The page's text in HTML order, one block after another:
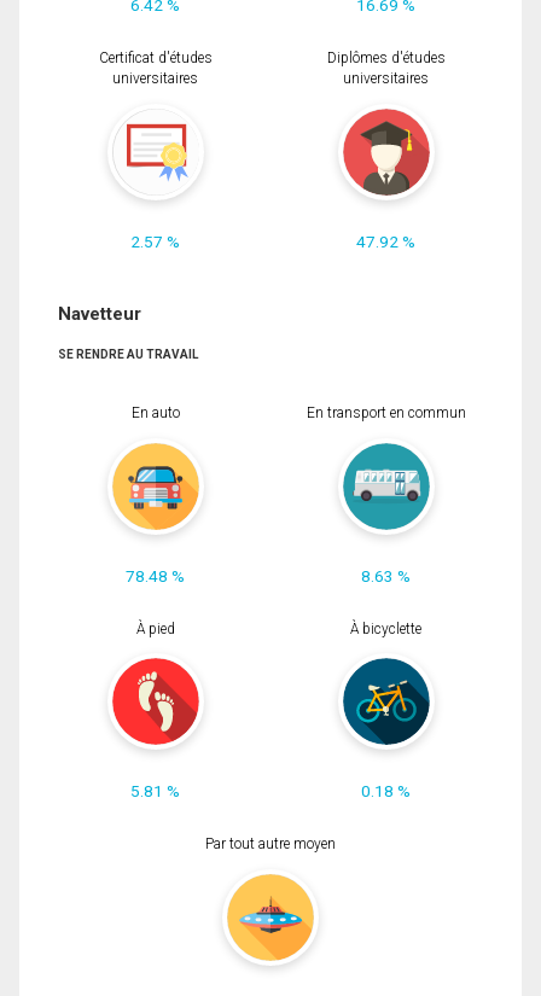
6.42 % 16.69 %
Certificat d'études
universitaires
2.57 %
Diplômes d'études
universitaires
47.92 %
Navetteur
SE RENDRE AU TRAVAIL
En auto
78.48 %
En transport en commun
8.63 %
À pied
5.81 %
À bicyclette
0.18 %
Par tout autre moyen